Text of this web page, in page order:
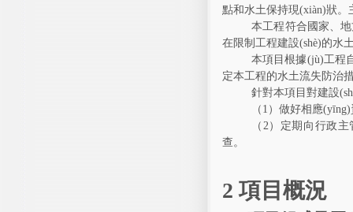
點和水土保持現(xiàn)狀
本工程符合國家、
在限制工程建設(shè)的水土
本項目根據(jù)工程自
定本工程的水土流失防治措
針對本項目對建設
（ 1 ）做好相應(yīng)
（ 2 ）定期向行政主
查。
2項目概況